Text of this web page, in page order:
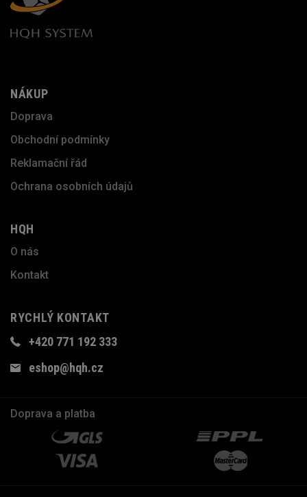
NÁKUP
Doprava
Obchodní podmínky
Reklamační řád
Ochrana osobních údajů
HQH
O nás
Kontakt
RYCHLÝ KONTAKT
+420 771 192 333
eshop@hqh.cz
Doprava a platba